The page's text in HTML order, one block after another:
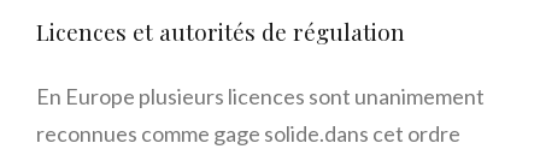
Licences et autorités de régulation
En Europe plusieurs licences sont unanimement
reconnues comme gage solide.dans cet ordre